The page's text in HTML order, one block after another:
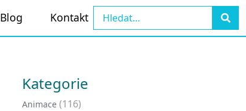
Blog Kontakt
Kategorie
Animace (116)